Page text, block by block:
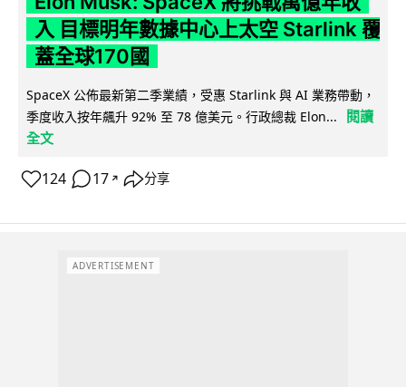
入 目標明年數據中心上太空 Starlink 覆
蓋全球170國
SpaceX 公佈最新第二季業績，受惠 Starlink 與 AI 業務帶動，
季度收入按年飆升 92% 至 78 億美元。行政總裁 Elon...
閱讀
全文
124 17 ↗ 分享
ADVERTISEMENT